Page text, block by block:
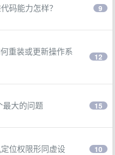
码能力怎样？ 9
重装或更新操作系
12
最大的问题 15
位权限形同虚设 10